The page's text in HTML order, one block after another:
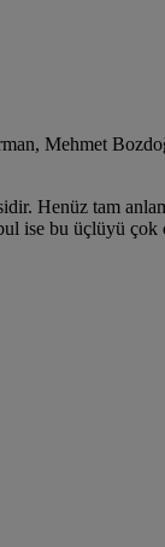
Mehmet
Henüz tam
ise bu üçlüyü çok